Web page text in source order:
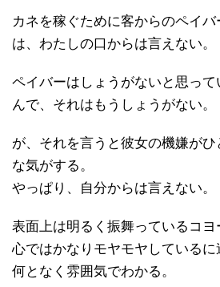
カネを稼ぐために客からのペイ
は、わたしの口からは言えない。
ペイバーはしょうがないと思っ
んで、それはもうしょうがない。
が、それを言うと彼女の機嫌がひ
な気がする。
やっぱり、自分からは言えない。
表面上は明るく振舞っているコ
心ではかなりモヤモヤしているに
何となく雰囲気でわかる。